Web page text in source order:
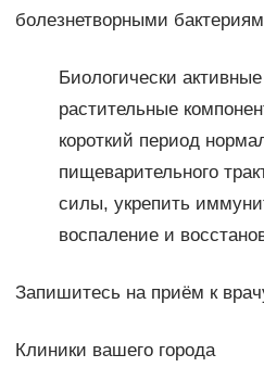
болезнетворными
Биологически
растительные
короткий период
пищеварительного
силы, укрепить
воспаление и
Запишитесь на приём к
Клиники вашего города